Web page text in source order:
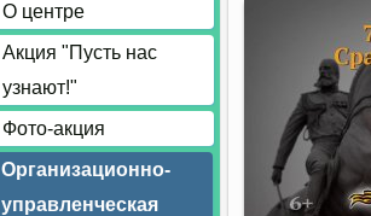
О центре
Акция "Пусть нас
узнают!"
Фото-акция
Организационно-
управленческая